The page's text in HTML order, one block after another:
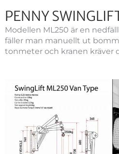
PENNY
Modellen ML250 är en
fäller man manuellt ut
tonmeter och kranen kräver